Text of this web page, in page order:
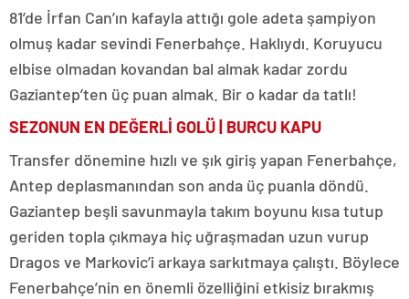
81’de İrfan Can’ın kafayla attığı gole adeta şampiyon
olmuş kadar sevindi Fenerbahçe. Haklıydı. Koruyucu
elbise olmadan kovandan bal almak kadar zordu
Gaziantep’ten üç puan almak. Bir o kadar da tatlı!
SEZONUN EN DEĞERLİ GOLÜ | BURCU KAPU
Transfer dönemine hızlı ve şık giriş yapan Fenerbahçe,
Antep deplasmanından son anda üç puanla döndü.
Gaziantep beşli savunmayla takım boyunu kısa tutup
geriden topla çıkmaya hiç uğraşmadan uzun vurup
Dragos ve Markovic’i arkaya sarkıtmaya çalıştı. Böylece
Fenerbahçe’nin en önemli özelliğini etkisiz bırakmış